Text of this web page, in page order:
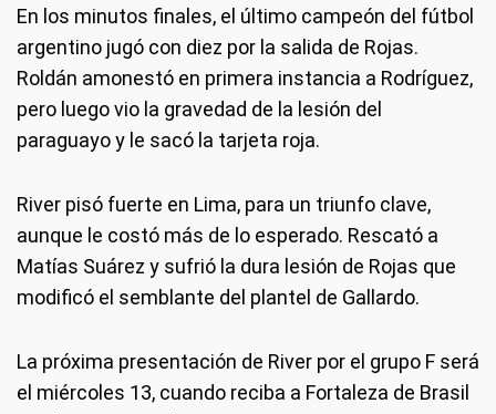
En los minutos finales, el último campeón del fútbol
argentino jugó con diez por la salida de Rojas.
Roldán amonestó en primera instancia a Rodríguez,
pero luego vio la gravedad de la lesión del
paraguayo y le sacó la tarjeta roja.
River pisó fuerte en Lima, para un triunfo clave,
aunque le costó más de lo esperado. Rescató a
Matías Suárez y sufrió la dura lesión de Rojas que
modificó el semblante del plantel de Gallardo.
La próxima presentación de River por el grupo F será
el miércoles 13, cuando reciba a Fortaleza de Brasil